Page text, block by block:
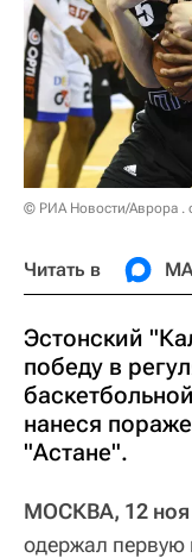
© РИА Новости/Аврора .
Читать в
Эстонский
победу в
нанеся
"Астане".
МОСКВА, 12 ноя
одержал первую